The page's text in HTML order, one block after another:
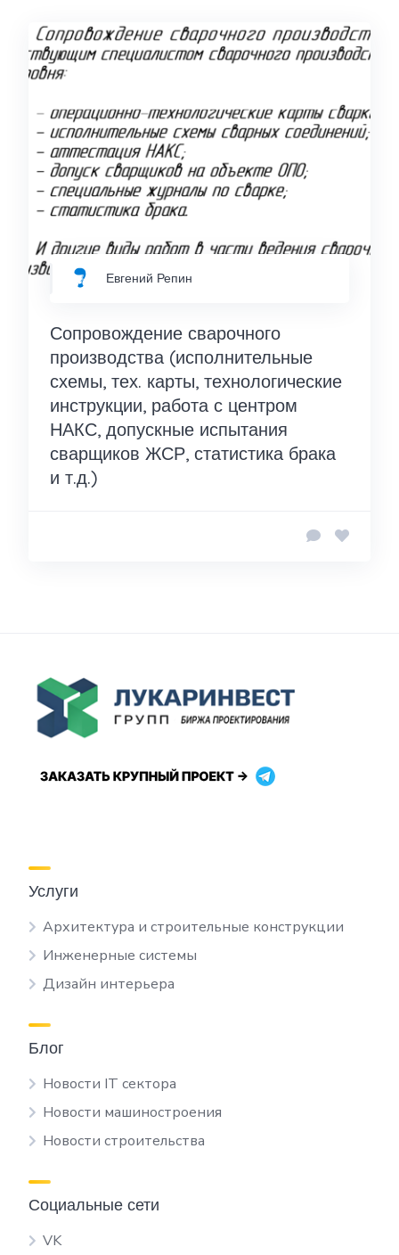
Евгений Репин
Сопровождение сварочного
производства (исполнительные
схемы, тех. карты, технологические
инструкции, работа с центром
НАКС, допускные испытания
сварщиков ЖСР, статистика брака
и т.д.)
Услуги
Архитектура и строительные конструкции
Инженерные системы
Дизайн интерьера
Блог
Новости IT сектора
Новости машиностроения
Новости строительства
Социальные сети
VK